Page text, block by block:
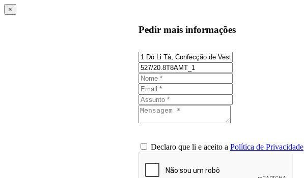
×
Pedir mais informações
Declaro que li e aceito a Política de Privacidade